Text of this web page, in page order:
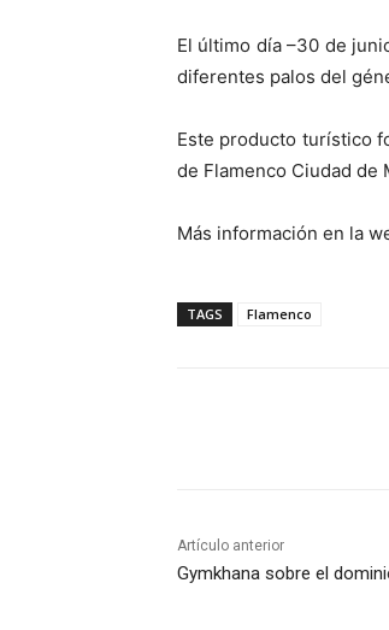
El último día –30 de
diferentes palos del
Este producto turístico
de Flamenco Ciudad de
Más información en la
TAGS Flamenco
Artículo anterior
Gymkhana sobre el